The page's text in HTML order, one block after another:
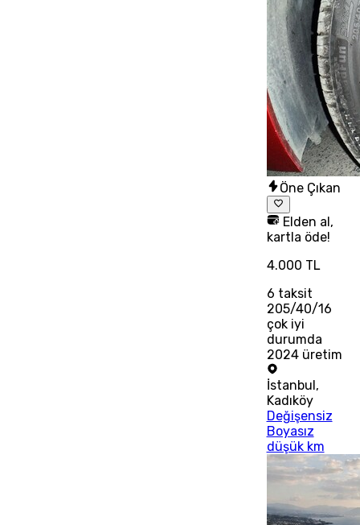
Öne Çıkan
Elden al,
kartla öde!
4.000 TL
6 taksit
205/40/16
çok iyi
durumda
2024 üretim
İstanbul ,
Kadıköy
Değişensiz
Boyasız
düşük km